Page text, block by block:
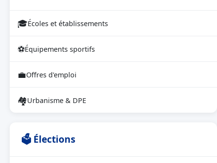
🎓Écoles et établissements
⚽Équipements sportifs
💼Offres d'emploi
🏘Urbanisme & DPE
🗳 Élections